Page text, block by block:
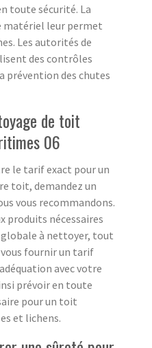
toute sécurité. La
matériel leur permet
Les autorités de
des contrôles
prévention des chutes
de toit
06
le tarif exact pour un
toit, demandez un
vous recommandons.
produits nécessaires
à nettoyer, tout
fournir un tarif
avec votre
prévoir en toute
pour un toit
et lichens.